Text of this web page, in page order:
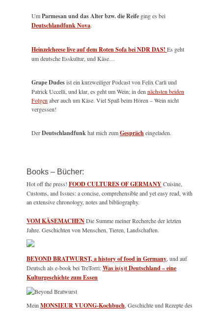
UmParmesan und das Alter bzw. die Reife ging es bei
Deutschlandfunk Nova.
Heinzelcheese live auf dem Roten Sofa bei NDR DAS! Es geht
um deutsche Esskultur, und Käse…
Grape Dudesist ein kurzweiliger Podcast von Felix Carli und
Patrick Uccelli, und klar, es geht um Wein; in den nächsten beiden
Folgen aber auch um Käse. Viel Spaß beim Hören – Wein nicht
vergessen!
DerDeutschlandfunkhat mich zumGesprächeingeladen.
Books – Bücher:
Hot off the press! FOOD CULTURES OF GERMANYCuisine,
Customs, and Issues: a concise, comprehensible and yet easy read, with
an extensive chronology, notes and bibliography.
VOM KÄSEMACHENDie Summe meiner Recherche der letzten
Jahre. Geschichten von Menschen, Tieren, Landschaften.
BEYOND BRATWURST, a history of food in Germany , und auf
Deutsch als e-book bei TreTorri:Was is(s)t Deutschland – eine
Kulturgeschichte zum Essen
Mein MONSIEUR VUONG-Kochbuch , Geschichte und Rezepte des